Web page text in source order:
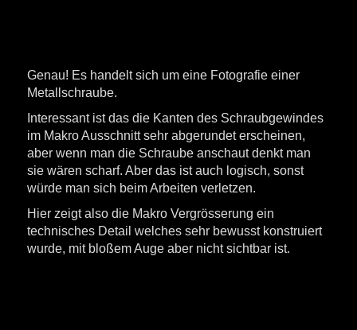
Genau! Es handelt sich um eine Fotografie einer
Metallschraube.
Interessant ist das die Kanten des Schraubgewindes
im Makro Ausschnitt sehr abgerundet erscheinen,
aber wenn man die Schraube anschaut denkt man
sie wären scharf. Aber das ist auch logisch, sonst
würde man sich beim Arbeiten verletzen.
Hier zeigt also die Makro Vergrösserung ein
technisches Detail welches sehr bewusst konstruiert
wurde, mit bloßem Auge aber nicht sichtbar ist.